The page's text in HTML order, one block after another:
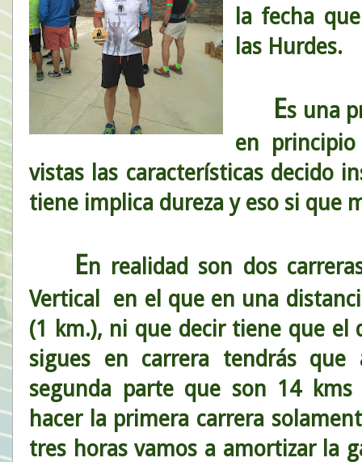
la fecha
las Hurdes.
Es una
en
vistas las características decido
tiene implica dureza y eso si que
En realidad son dos
Vertical en el que en una
(1 km.), ni que decir tiene que el
sigues en carrera tendrás
segunda parte que son 14
hacer la primera carrera
tres horas vamos a amortizar la